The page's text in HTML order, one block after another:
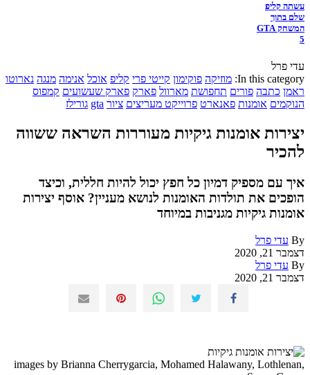
עשתה קליפ
שלם בתוך
המשחק GTA
5
עדי פרל
In this category: מוזיקה פוקימון קייטי פרי קליפ אוכל אנימה מנגה נארוטו
ראמן כתבה פורים תחפושת מארוול פארק פארק שעשועים קמפוס
הנוקמים אומנות פאנארט פרוייקט מעריצים ציור gta גורילז
יצירות אומנות גיקיות מעוררות השראה ששווה
להכיר
איך עם מספיק דמיון כל חפץ יכול להיות חללית, וכיצד
הופכים את תולדות האומנות לנושא מעניין? אוסף יצירות
אומנות גיקיות מגניבות במיוחד
By עדי פרל
דצמבר 21, 2020
By עדי פרל
דצמבר 21, 2020
images by Brianna Cherrygarcia, Mohamed Halawany, Lothlenan,